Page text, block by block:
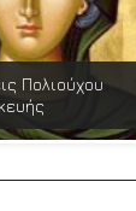
Πολιούχου